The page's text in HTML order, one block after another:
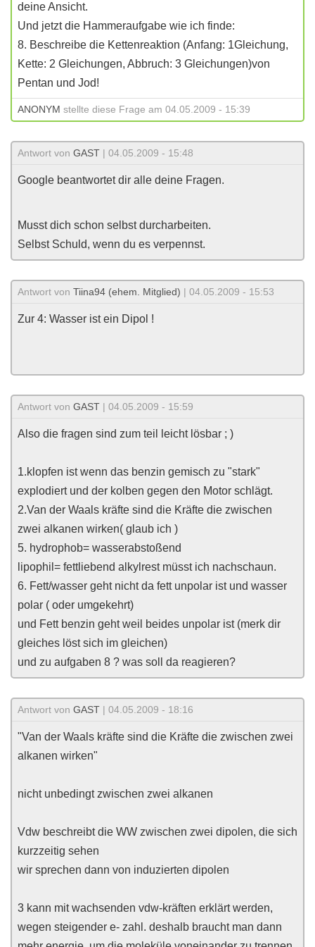
deine Ansicht.
Und jetzt die Hammeraufgabe wie ich finde:
8. Beschreibe die Kettenreaktion (Anfang: 1Gleichung,
Kette: 2 Gleichungen, Abbruch: 3 Gleichungen)von
Pentan und Jod!
ANONYM stellte diese Frage am 04.05.2009 - 15:39
Antwort von GAST | 04.05.2009 - 15:48
Google beantwortet dir alle deine Fragen.
Musst dich schon selbst durcharbeiten.
Selbst Schuld, wenn du es verpennst.
Antwort von Tiina94 (ehem. Mitglied) | 04.05.2009 - 15:53
Zur 4: Wasser ist ein Dipol !
Antwort von GAST | 04.05.2009 - 15:59
Also die fragen sind zum teil leicht lösbar ; )
1.klopfen ist wenn das benzin gemisch zu "stark"
explodiert und der kolben gegen den Motor schlägt.
2.Van der Waals kräfte sind die Kräfte die zwischen
zwei alkanen wirken( glaub ich )
5. hydrophob= wasserabstoßend
lipophil= fettliebend alkylrest müsst ich nachschaun.
6. Fett/wasser geht nicht da fett unpolar ist und wasser
polar ( oder umgekehrt)
und Fett benzin geht weil beides unpolar ist (merk dir
gleiches löst sich im gleichen)
und zu aufgaben 8 ? was soll da reagieren?
Antwort von GAST | 04.05.2009 - 18:16
"Van der Waals kräfte sind die Kräfte die zwischen zwei
alkanen wirken"
nicht unbedingt zwischen zwei alkanen
Vdw beschreibt die WW zwischen zwei dipolen, die sich
kurzzeitig sehen
wir sprechen dann von induzierten dipolen
3 kann mit wachsenden vdw-kräften erklärt werden,
wegen steigender e- zahl. deshalb braucht man dann